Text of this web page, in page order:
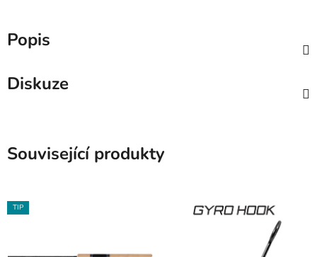
Popis
Diskuze
Související produkty
TIP